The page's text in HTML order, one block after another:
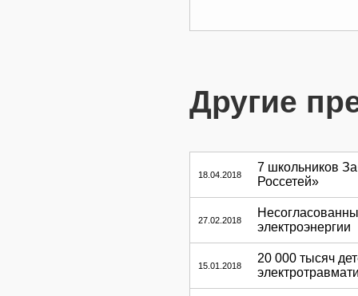
Другие
18.04.2018
7 школьников
Россетей»
27.02.2018
электроэнергии
15.01.2018
20 000 тысяч